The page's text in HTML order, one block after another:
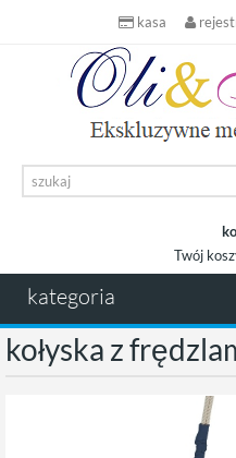
kasa
Twój
kategoria
kołyska z